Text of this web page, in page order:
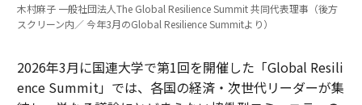
木村麻子 一般社団法人The Global Resilience Summit 共同代表理事（後方
スクリーン内／ 今年3月のGlobal Resilience Summitより）
2026年3月に国連大学で第1回を開催した「Global Resili
ence Summit」では、各国の経済・次世代リーダーが集